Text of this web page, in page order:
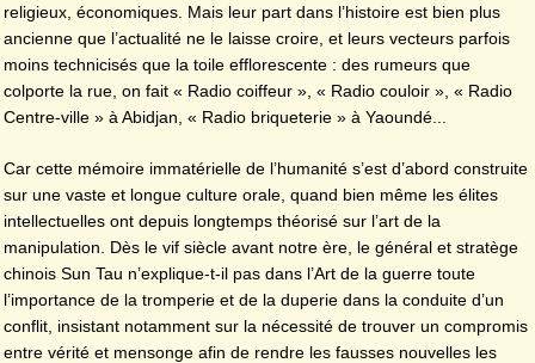
religieux, économiques. Mais leur part dans l’histoire est bien plus
ancienne que l’actualité ne le laisse croire, et leurs vecteurs parfois
moins technicisés que la toile efflorescente : des rumeurs que
colporte la rue, on fait « Radio coiffeur », « Radio couloir », « Radio
Centre-ville » à Abidjan, « Radio briqueterie » à Yaoundé...
Car cette mémoire immatérielle de l’humanité s’est d’abord construite
sur une vaste et longue culture orale, quand bien même les élites
intellectuelles ont depuis longtemps théorisé sur l’art de la
manipulation. Dès le vif siècle avant notre ère, le général et stratège
chinois Sun Tau n’explique-t-il pas dans l’Art de la guerre toute
l’importance de la tromperie et de la duperie dans la conduite d’un
conflit, insistant notamment sur la nécessité de trouver un compromis
entre vérité et mensonge afin de rendre les fausses nouvelles les